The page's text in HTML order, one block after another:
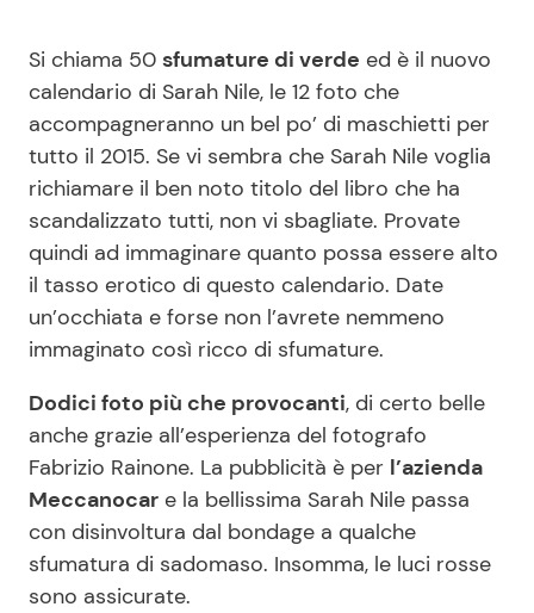
Mondo Mamma
News benessere
Salute
Viaggi e Turismo
Le Ricette in TV
Primi Piatti
Ricette Facili e Veloci
Ricette Feste
Seguici
Si chiama 50 sfumature di verde ed è il nuovo
calendario di Sarah Nile, le 12 foto che
accompagneranno un bel po’ di maschietti per
tutto il 2015. Se vi sembra che Sarah Nile voglia
richiamare il ben noto titolo del libro che ha
scandalizzato tutti, non vi sbagliate. Provate
quindi ad immaginare quanto possa essere alto
il tasso erotico di questo calendario. Date
un’occhiata e forse non l’avrete nemmeno
immaginato così ricco di sfumature.
Dodici foto più che provocanti, di certo belle
anche grazie all’esperienza del fotografo
Fabrizio Rainone. La pubblicità è per l’azienda
Meccanocar e la bellissima Sarah Nile passa
con disinvoltura dal bondage a qualche
sfumatura di sadomaso. Insomma, le luci rosse
sono assicurate.